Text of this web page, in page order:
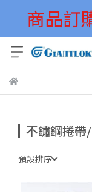
商品訂
不鏽鋼捲帶
預設排序